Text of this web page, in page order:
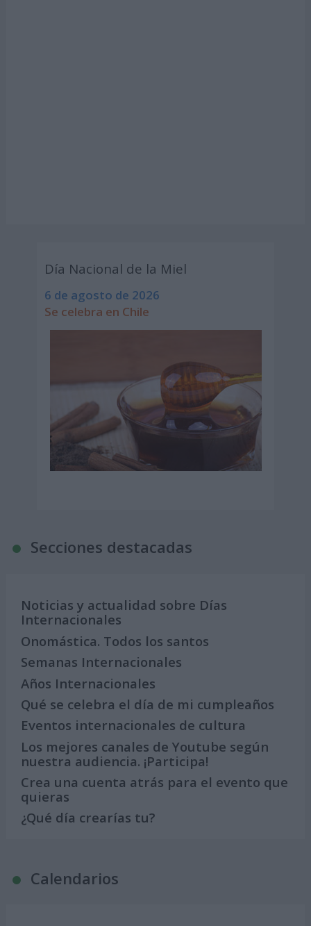
Día Nacional de la Miel
6 de agosto de 2026
Se celebra en Chile
Secciones destacadas
Noticias y actualidad sobre Días
Internacionales
Onomástica. Todos los santos
Semanas Internacionales
Años Internacionales
Qué se celebra el día de mi cumpleaños
Eventos internacionales de cultura
Los mejores canales de Youtube según
nuestra audiencia. ¡Participa!
Crea una cuenta atrás para el evento que
quieras
¿Qué día crearías tu?
Calendarios